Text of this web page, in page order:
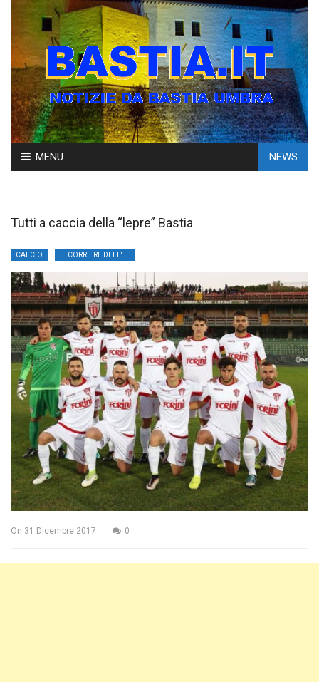
Skip
to
MENU NEWS
Tutti a caccia della “lepre” Bastia
CALCIO
On 31 Dicembre 2017 0